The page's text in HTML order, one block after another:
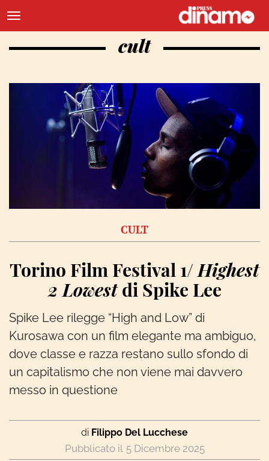
cult
CULT
Torino Film Festival 1/Highest
2 Lowestdi Spike Lee
Spike Lee rilegge “High and Low” di
Kurosawa con un film elegante ma ambiguo,
dove classe e razza restano sullo sfondo di
un capitalismo che non viene mai davvero
messo in questione
di Filippo Del Lucchese
5 Dicembre 2025